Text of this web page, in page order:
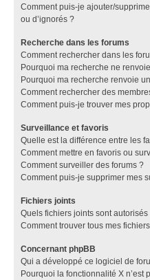
Comment puis-je ajouter/
ou d’ignorés ?
Recherche dans les forums
Comment rechercher dans les
Pourquoi ma recherche ne
Pourquoi ma recherche renvoie
Comment rechercher des
Comment puis-je trouver mes
Surveillance et favoris
Quelle est la différence entre les
Comment mettre en favoris ou
Comment surveiller des forums ?
Comment puis-je supprimer mes
Fichiers joints
Quels fichiers joints sont autorisés
Comment trouver tous mes
Concernant phpBB
Qui a développé ce logiciel de
Pourquoi la fonctionnalité X n’est